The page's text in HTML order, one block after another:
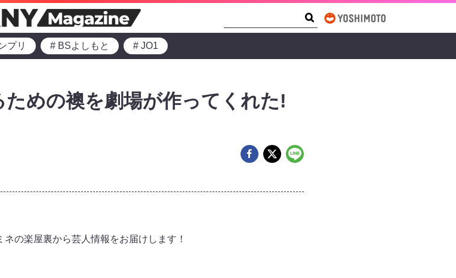
プリ # BSよしもと # JO1
めの襖を劇場が作ってくれた!
ネの楽屋裏から芸人情報をお届けします！